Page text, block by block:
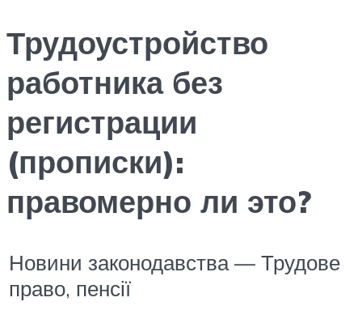
Трудоустройство
работника без
регистрации
(прописки):
правомерно ли это?
Новини законодавства — Трудове
право, пенсії